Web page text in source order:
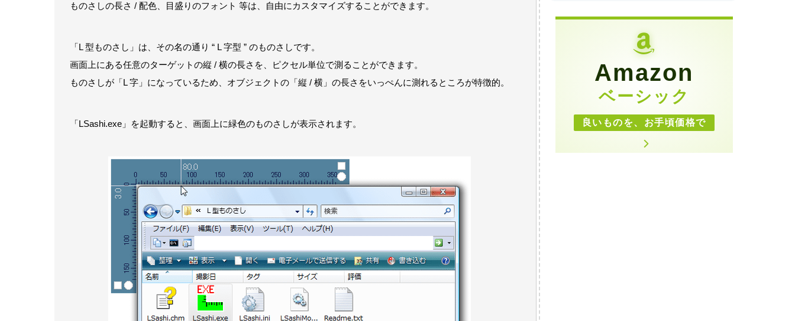
ものさしの長さ / 配色、目盛りのフォント 等は、自由にカスタマイズすることができます。
「L 型ものさし」は、その名の通り “ L 字型 ” のものさしです。
画面上にある任意のターゲットの縦 / 横の長さを、ピクセル単位で測ることができます。
ものさしが「L 字」になっているため、オブジェクトの「縦 / 横」の長さをいっぺんに測れるところが特徴的。
「LSashi.exe」を起動すると、画面上に緑色のものさしが表示されます。
Amazon
ベーシック
良いものを、お手頃価格で